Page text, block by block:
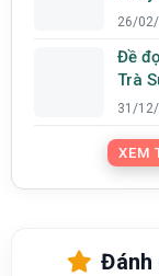
26/
Đề đọc hiểu
Trà
31/
XEM
Đánh